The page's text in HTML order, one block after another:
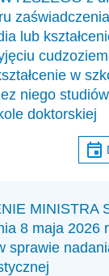
lub
w
niego
doktorskiej
MINISTRA
8 maja 2026
sprawie